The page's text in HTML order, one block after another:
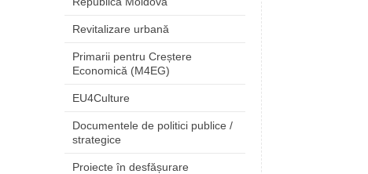
Revitalizare urbană
Primarii pentru Creștere
Economică (M4EG)
EU4Culture
Documentele de politici publice /
strategice
Proiecte în desfășurare